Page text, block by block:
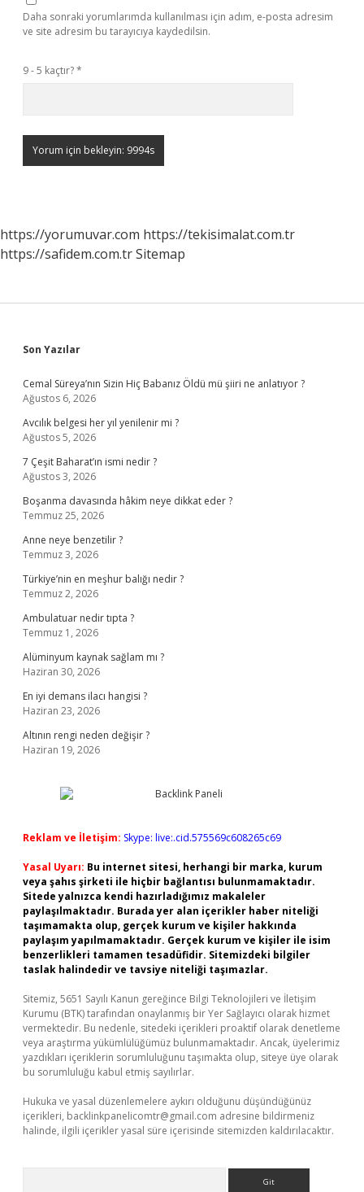
Daha sonraki yorumlarımda kullanılması için adım, e-posta adresim
ve site adresim bu tarayıcıya kaydedilsin.
9 - 5 kaçtır?*
https://yorumuvar.com https://tekisimalat.com.tr
https://safidem.com.trSitemap
Sidebar
Son Yazılar
Cemal Süreya’nın Sizin Hiç Babanız Öldü mü şiiri ne anlatıyor ?
Ağustos 6, 2026
Avcılık belgesi her yıl yenilenir mi ?
Ağustos 5, 2026
7 Çeşit Baharat’ın ismi nedir ?
Ağustos 3, 2026
Boşanma davasında hâkim neye dikkat eder ?
Temmuz 25, 2026
Anne neye benzetilir ?
Temmuz 3, 2026
Türkiye’nin en meşhur balığı nedir ?
Temmuz 2, 2026
Ambulatuar nedir tıpta ?
Temmuz 1, 2026
Alüminyum kaynak sağlam mı ?
Haziran 30, 2026
En iyi demans ilacı hangisi ?
Haziran 23, 2026
Altının rengi neden değişir ?
Haziran 19, 2026
Reklam ve İletişim: Skype: live:.cid.575569c608265c69
Yasal Uyarı: Bu internet sitesi, herhangi bir marka, kurum
veya şahıs şirketi ile hiçbir bağlantısı bulunmamaktadır.
Sitede yalnızca kendi hazırladığımız makaleler
paylaşılmaktadır. Burada yer alan içerikler haber niteliği
taşımamakta olup, gerçek kurum ve kişiler hakkında
paylaşım yapılmamaktadır. Gerçek kurum ve kişiler ile isim
benzerlikleri tamamen tesadüfidir. Sitemizdeki bilgiler
taslak halindedir ve tavsiye niteliği taşımazlar.
Sitemiz, 5651 Sayılı Kanun gereğince Bilgi Teknolojileri ve İletişim
Kurumu (BTK) tarafından onaylanmış bir Yer Sağlayıcı olarak hizmet
vermektedir. Bu nedenle, sitedeki içerikleri proaktif olarak denetleme
veya araştırma yükümlülüğümüz bulunmamaktadır. Ancak, üyelerimiz
yazdıkları içeriklerin sorumluluğunu taşımakta olup, siteye üye olarak
bu sorumluluğu kabul etmiş sayılırlar.
Hukuka ve yasal düzenlemelere aykırı olduğunu düşündüğünüz
içerikleri, backlinkpanelicomtr@gmail.com adresine bildirmeniz
halinde, ilgili içerikler yasal süre içerisinde sitemizden kaldırılacaktır.